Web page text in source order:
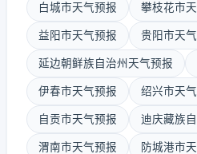
白城市天气预报 攀枝花市
益阳市天气预报 贵阳市天
延边朝鲜族自治州天气预报
伊春市天气预报 绍兴市天
自贡市天气预报 迪庆藏族
渭南市天气预报 防城港市